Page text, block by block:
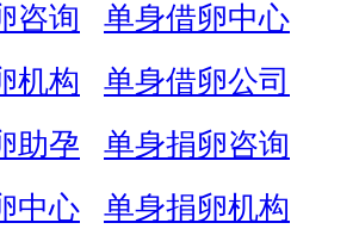
咨询
单身借卵中心
机构
单身借卵公司
助孕
单身捐卵咨询
中心
单身捐卵机构